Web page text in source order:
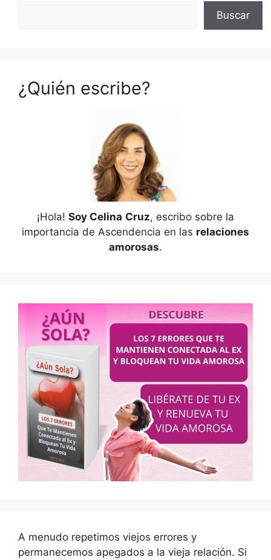
Buscar
¿Quién escribe?
¡Hola! Soy Celina Cruz, escribo sobre la
importancia de Ascendencia en las relaciones
amorosas.
A menudo repetimos viejos errores y
permanecemos apegados a la vieja relación. Si